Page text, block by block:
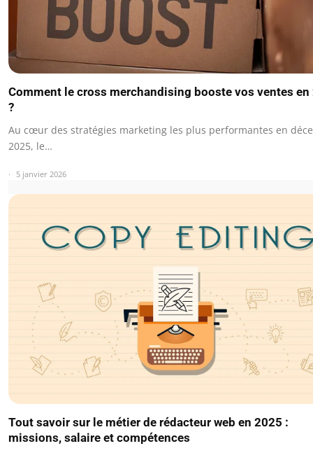
Comment le cross merchandising booste vos ventes en
?
Au cœur des stratégies marketing les plus performantes en
2025, le…
5 janvier 2026
Tout savoir sur le métier de rédacteur web en 2025 :
missions, salaire et compétences